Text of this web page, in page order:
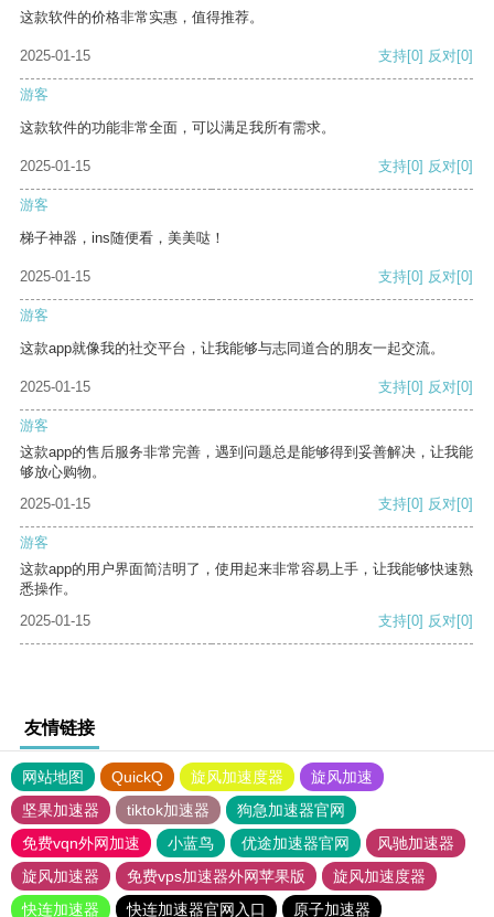
这款软件的价格非常实惠，值得推荐。
2025-01-15 支持[0] 反对[0]
游客
这款软件的功能非常全面，可以满足我所有需求。
2025-01-15 支持[0] 反对[0]
游客
梯子神器，ins随便看，美美哒！
2025-01-15 支持[0] 反对[0]
游客
这款app就像我的社交平台，让我能够与志同道合的朋友一起交流。
2025-01-15 支持[0] 反对[0]
游客
这款app的售后服务非常完善，遇到问题总是能够得到妥善解决，让我能
够放心购物。
2025-01-15
支持[0] 反对[0]
游客
这款app的用户界面简洁明了，使用起来非常容易上手，让我能够快速熟
悉操作。
2025-01-15
支持[0] 反对[0]
友情链接
网站地图 QuickQ 旋风加速度器
旋风加速
坚果加速器
tiktok加速器
狗急加速器官网
免费vqn外网加速
小蓝鸟 优途加速器官网
风驰加速器
旋风加速器
免费vps加速器外网苹果版
旋风加速度器
快连加速器
快连加速器官网入口
原子加速器